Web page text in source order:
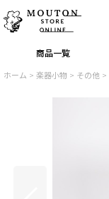
商品一覧
ホーム > 楽器小物 > その他 >